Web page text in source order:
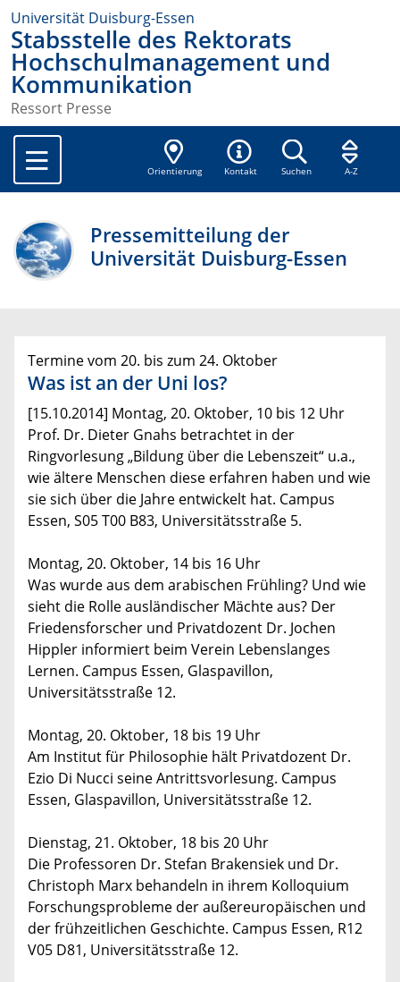
Universität Duisburg-Essen
Stabsstelle des Rektorats
Hochschulmanagement und
Kommunikation
Ressort Presse
Orientierung Kontakt Suchen A-Z
Pressemitteilung der
Universität Duisburg-Essen
Termine vom 20. bis zum 24. Oktober
Was ist an der Uni los?
[15.10.2014] Montag, 20. Oktober, 10 bis 12 Uhr
Prof. Dr. Dieter Gnahs betrachtet in der
Ringvorlesung „Bildung über die Lebenszeit“ u.a.,
wie ältere Menschen diese erfahren haben und wie
sie sich über die Jahre entwickelt hat. Campus
Essen, S05 T00 B83, Universitätsstraße 5.
Montag, 20. Oktober, 14 bis 16 Uhr
Was wurde aus dem arabischen Frühling? Und wie
sieht die Rolle ausländischer Mächte aus? Der
Friedensforscher und Privatdozent Dr. Jochen
Hippler informiert beim Verein Lebenslanges
Lernen. Campus Essen, Glaspavillon,
Universitätsstraße 12.
Montag, 20. Oktober, 18 bis 19 Uhr
Am Institut für Philosophie hält Privatdozent Dr.
Ezio Di Nucci seine Antrittsvorlesung. Campus
Essen, Glaspavillon, Universitätsstraße 12.
Dienstag, 21. Oktober, 18 bis 20 Uhr
Die Professoren Dr. Stefan Brakensiek und Dr.
Christoph Marx behandeln in ihrem Kolloquium
Forschungsprobleme der außereuropäischen und
der frühzeitlichen Geschichte. Campus Essen, R12
V05 D81, Universitätsstraße 12.